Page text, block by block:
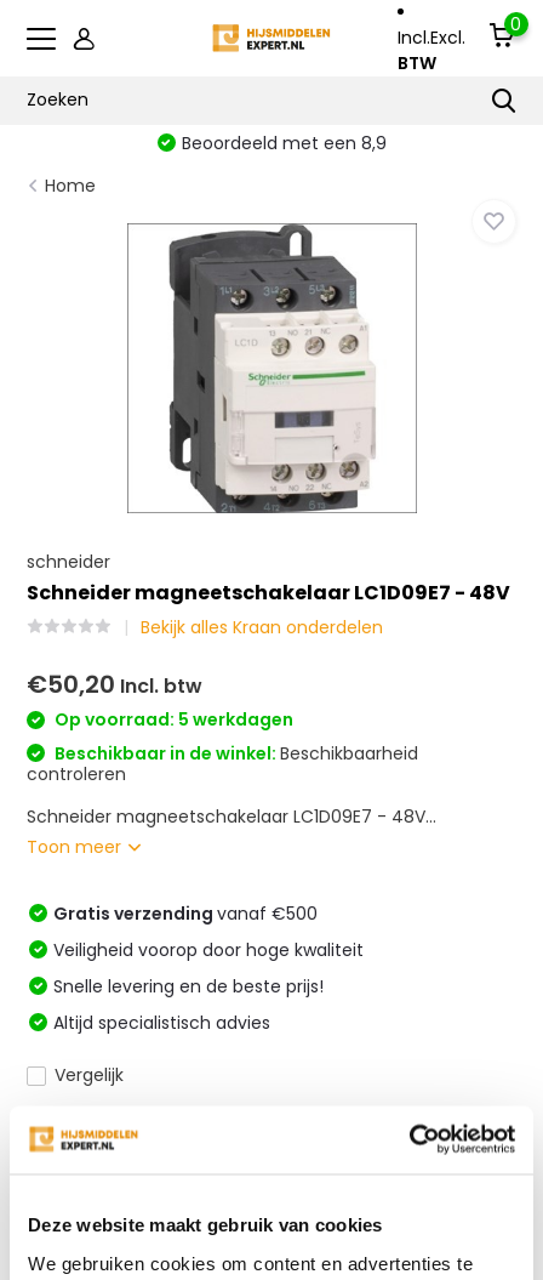
Deze website maakt gebruik van cookies
We gebruiken cookies om content en advertenties te
Incl.Excl.
BTW
0
Beoordeeld met een 8,9
Home
schneider
Schneider magneetschakelaar LC1D09E7 - 48V
Bekijk alles Kraan onderdelen
€50,20 Incl. btw
Op voorraad: 5 werkdagen
Beschikbaar in de winkel:Beschikbaarheid
controleren
Schneider magneetschakelaar LC1D09E7 - 48V...
Toon meer
Gratis verzendingvanaf €500
Veiligheid voorop door hoge kwaliteit
Snelle levering en de beste prijs!
Altijd specialistisch advies
Vergelijk
Specificaties